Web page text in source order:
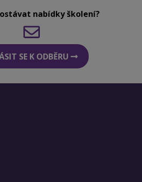
nabídky školení?
SE K ODBĚRU